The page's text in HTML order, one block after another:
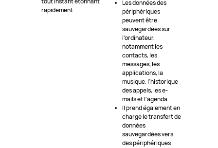
rapidement
Les données des
périphériques
peuvent être
sauvegardées sur
l'ordinateur,
notamment les
contacts, les
messages, les
applications, la
musique, l'historique
des appels, les e-
mails et l'agenda
Il prend également en
charge le transfert de
données
sauvegardées vers
des périphériques